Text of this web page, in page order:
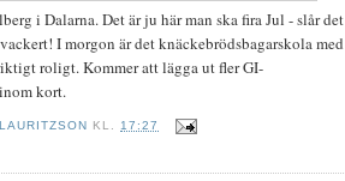
i Dalarna. Det är ju här man ska fira Jul - slår det
I morgon är det knäckebrödsbagarskola med
roligt. Kommer att lägga ut fler GI-
kort.
KL.17:27